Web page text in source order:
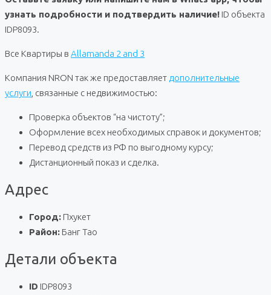
узнать подробности и подтвердить наличие! ID объекта
IDP8093.
Все Квартиры в Allamanda 2 and 3
Компания NRON так же предоставляет дополнительные
услуги , связанные с недвижимостью:
Проверка объектов “на чистоту”;
Оформление всех необходимых справок и документов;
Перевод средств из РФ по выгодному курсу;
Дистанционный показ и сделка.
Адрес
Город: Пхукет
Район: Банг Тао
Детали объекта
ID IDP8093